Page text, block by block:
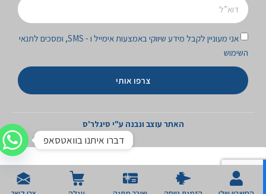
אני מעוניין לקבל מידע שיווקי באמצעות אימייל ו - SMS, ומסכים לתנאי
השימוש
צרפו אותי
האתר עוצב ונבנה ע"י סיגלר'ס
דברו איתנו בוואטסאפ